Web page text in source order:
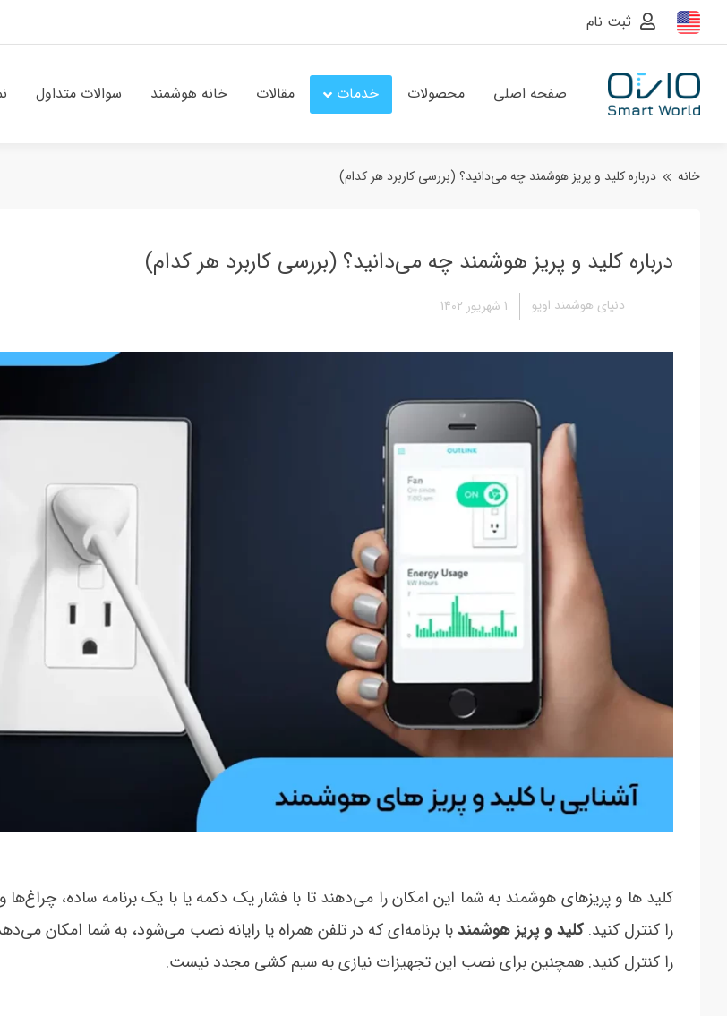
ثبت نام
صفحه اصلی محصولات خدمات مقالات خانه هوشمند سوالات متداول
خانه درباره کلید و پریز هوشمند چه می‌دانید؟ (بررسی کاربرد هر کدام)
درباره کلید و پریز هوشمند چه می‌دانید؟ (بررسی کاربرد هر کدام)
دنیای هوشمند اویو
کلید ها و پریزهای هوشمند به شما این امکان را می‌‏دهند تا با فشار یک دکمه یا با یک برنامه ساده، چراغ‌ها
را کنترل کنید.کلید و پریز هوشمندبا برنامه‌ای که در تلفن همراه یا رایانه نصب می‌‏شود، به شما امکان
را کنترل کنید. همچنین برای نصب این تجهیزات نیازی به سیم کشی مجدد نیست.